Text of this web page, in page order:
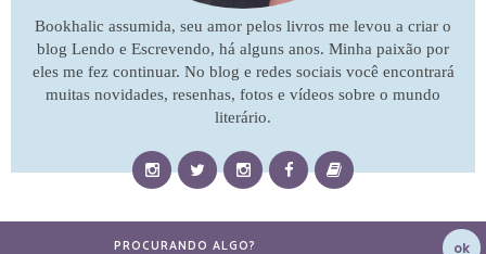
Bookhalic assumida, seu amor pelos livros me levou a criar o
blog Lendo e Escrevendo, há alguns anos. Minha paixão por
eles me fez continuar. No blog e redes sociais você encontrará
muitas novidades, resenhas, fotos e vídeos sobre o mundo
literário.